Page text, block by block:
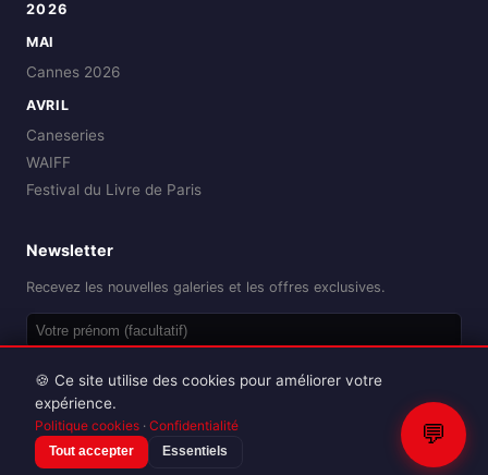
2026
MAI
Cannes 2026
AVRIL
Caneseries
WAIFF
Festival du Livre de Paris
Newsletter
Recevez les nouvelles galeries et les offres exclusives.
Reproduction interdite sans autorisation.
💬
🍪 Ce site utilise des cookies pour améliorer votre
expérience.
Politique cookies · Confidentialité
Tout accepter Essentiels